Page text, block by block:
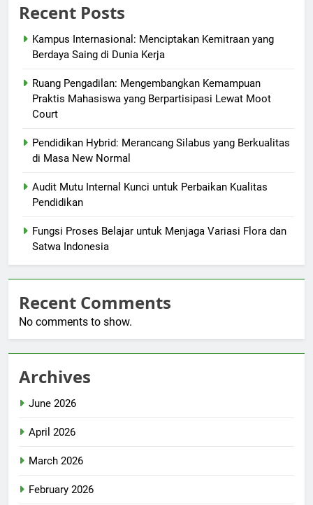
Recent Posts
Kampus Internasional: Menciptakan Kemitraan yang
Berdaya Saing di Dunia Kerja
Ruang Pengadilan: Mengembangkan Kemampuan
Praktis Mahasiswa yang Berpartisipasi Lewat Moot
Court
Pendidikan Hybrid: Merancang Silabus yang Berkualitas
di Masa New Normal
Audit Mutu Internal Kunci untuk Perbaikan Kualitas
Pendidikan
Fungsi Proses Belajar untuk Menjaga Variasi Flora dan
Satwa Indonesia
Recent Comments
No comments to show.
Archives
June 2026
April 2026
March 2026
February 2026